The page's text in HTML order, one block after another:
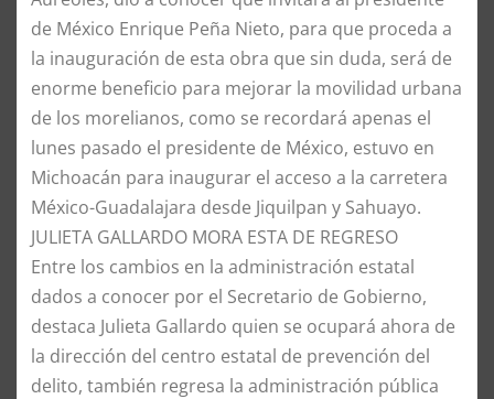
de México Enrique Peña Nieto, para que proceda a
la inauguración de esta obra que sin duda, será de
enorme beneficio para mejorar la movilidad urbana
de los morelianos, como se recordará apenas el
lunes pasado el presidente de México, estuvo en
Michoacán para inaugurar el acceso a la carretera
México-Guadalajara desde Jiquilpan y Sahuayo.
JULIETA GALLARDO MORA ESTA DE REGRESO
Entre los cambios en la administración estatal
dados a conocer por el Secretario de Gobierno,
destaca Julieta Gallardo quien se ocupará ahora de
la dirección del centro estatal de prevención del
delito, también regresa la administración pública